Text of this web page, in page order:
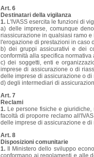
Art. 6
Destinatari della vigilanza
1. L'IVASS esercita le funzioni di
a) delle imprese, comunque
riassicurazione in qualsiasi ramo
l'erogazione di prestazioni in caso
b) dei gruppi assicurativi e dei
conformità alla specifica
c) dei soggetti, enti e
imprese di assicurazione o di
delle imprese di assicurazione o
d) degli intermediari di
Art. 7
Reclami
1. Le persone fisiche e
facoltà di proporre reclamo
delle imprese di assicurazione e
Art. 8
Disposizioni comunitarie
1. Il Ministero dello sviluppo